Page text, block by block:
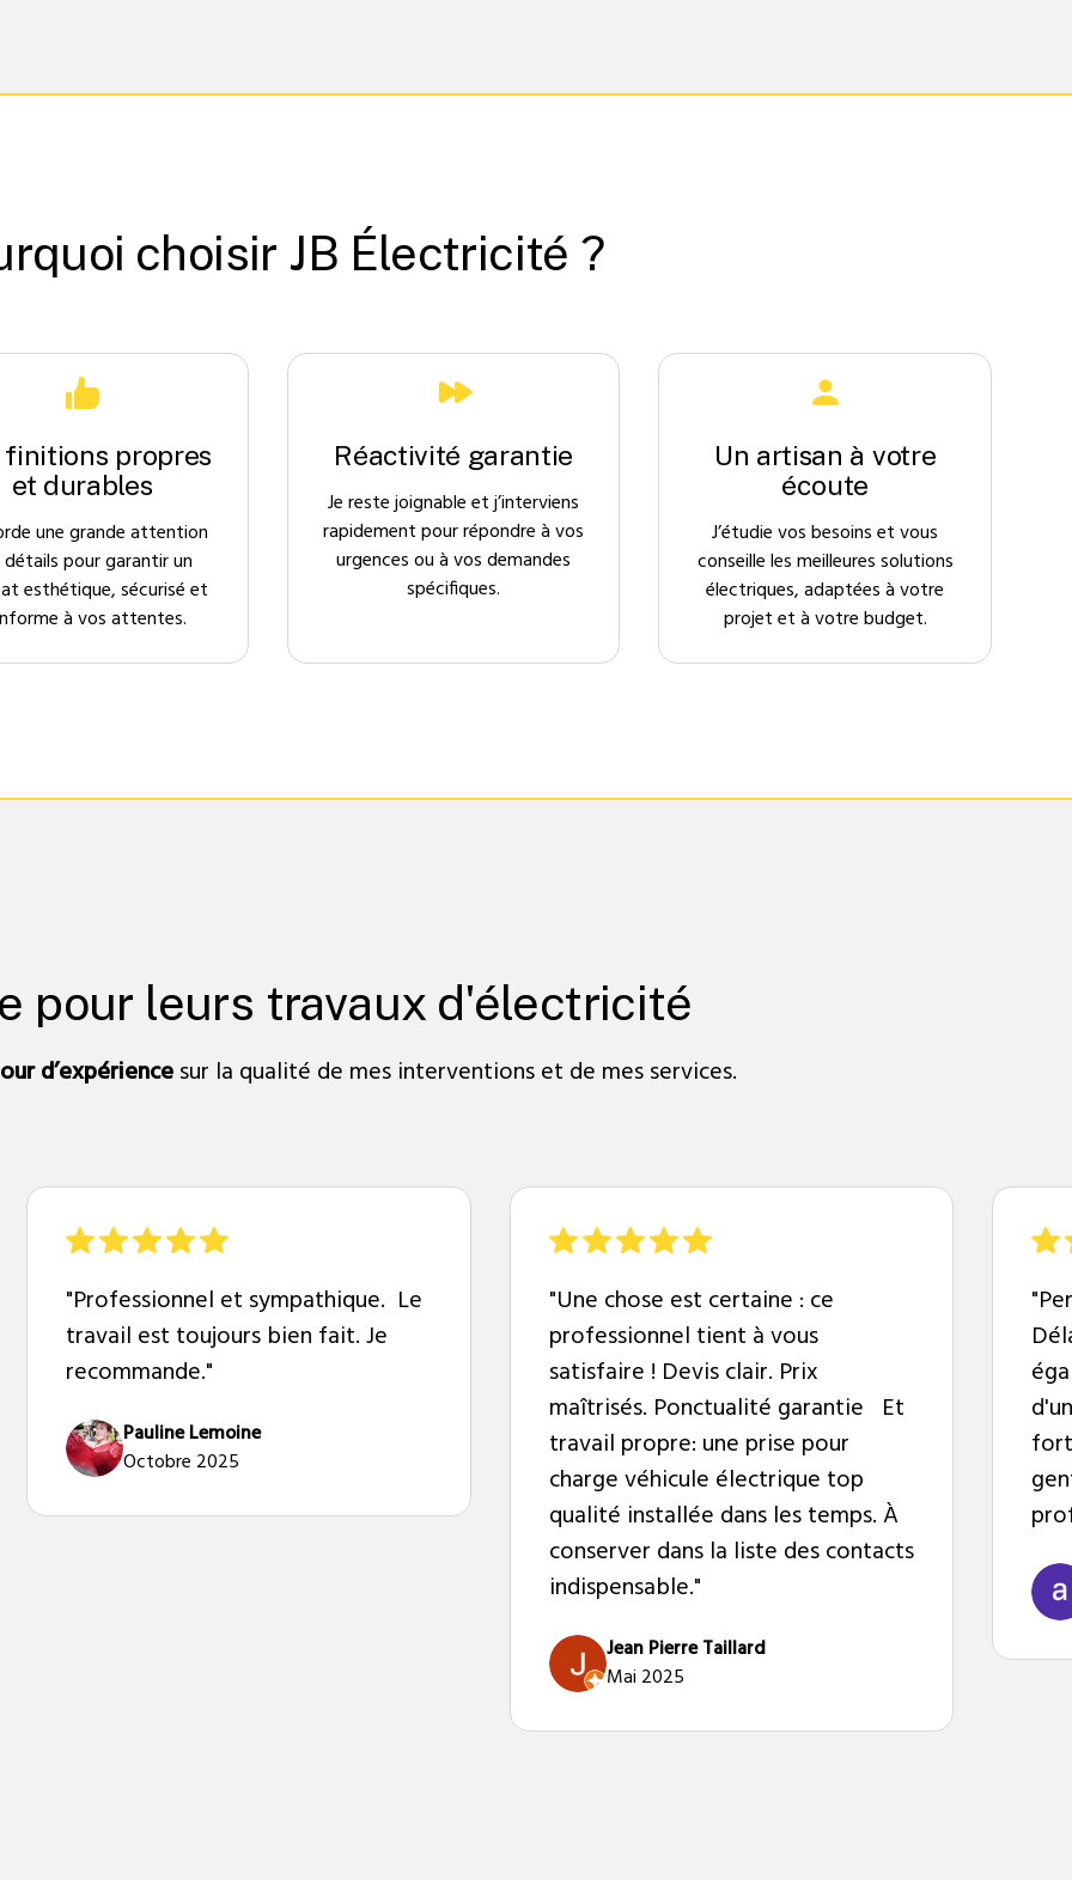
choisir JB Électricité ?
finitions propres
et durables
une grande attention
détails pour garantir un
esthétique, sécurisé et
à vos attentes.
Réactivité garantie
Je reste joignable et j’interviens
rapidement pour répondre à vos
urgences ou à vos demandes
spécifiques.
Un artisan à votre
écoute
J’étudie vos besoins et vous
conseille les meilleures solutions
électriques, adaptées à votre
projet et à votre budget.
pour leurs travaux d'électricité
d’expériencesur la qualité de mes interventions et de mes services.
"Professionnel et sympathique. Le
travail est toujours bien fait. Je
recommande."
Pauline Lemoine
Octobre 2025
"Une chose est certaine : ce
professionnel tient à vous
satisfaire ! Devis clair. Prix
maîtrisés. Ponctualité garantie Et
travail propre: une prise pour
charge véhicule électrique top
qualité installée dans les temps. À
conserver dans la liste des contacts
indispensable."
Jean Pierre Taillard
Mai 2025